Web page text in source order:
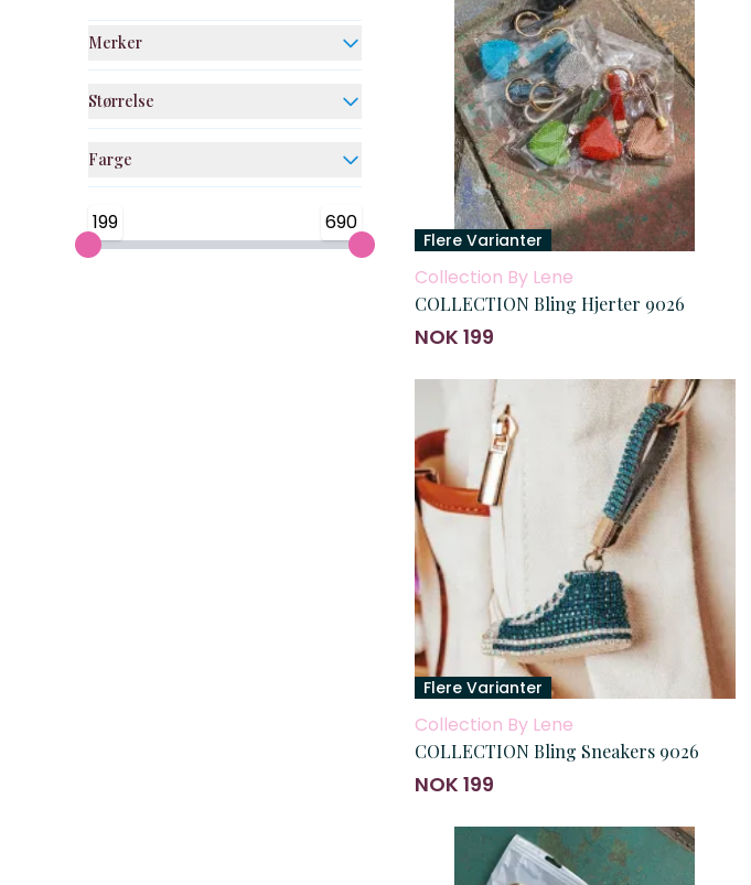
Merker
Størrelse
Farge
199 690
Flere Varianter
Collection By Lene
COLLECTION Bling Hjerter 9026
NOK 199
Flere Varianter
Collection By Lene
COLLECTION Bling Sneakers 9026
NOK 199